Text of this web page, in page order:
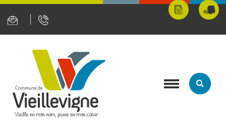
Mes
démarches
Toggle
Panneau de gestion des cookies